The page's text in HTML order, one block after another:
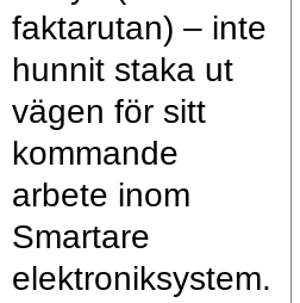
faktarutan) – inte
hunnit staka ut
vägen för sitt
kommande
arbete inom
Smartare
elektroniksystem.